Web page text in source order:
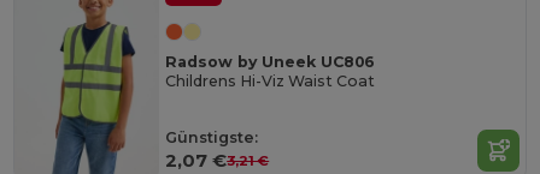
Radsow by Uneek UC806
Childrens Hi-Viz Waist Coat
Günstigste:
2,07 €3,21 €